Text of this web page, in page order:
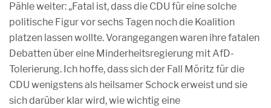
Pähle weiter: „Fatal ist, dass die CDU für eine solche
politische Figur vor sechs Tagen noch die Koalition
platzen lassen wollte. Vorangegangen waren ihre fatalen
Debatten über eine Minderheitsregierung mit AfD-
Tolerierung. Ich hoffe, dass sich der Fall Möritz für die
CDU wenigstens als heilsamer Schock erweist und sie
sich darüber klar wird, wie wichtig eine